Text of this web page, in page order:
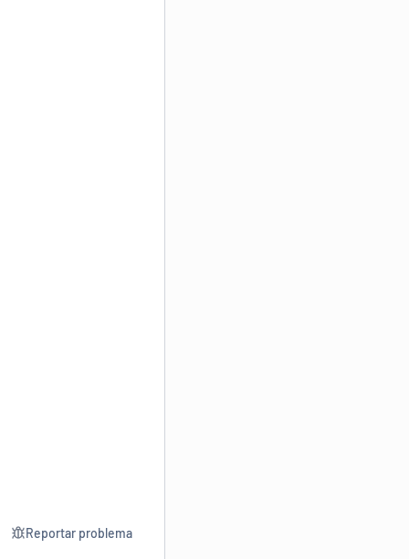
Reportar problema